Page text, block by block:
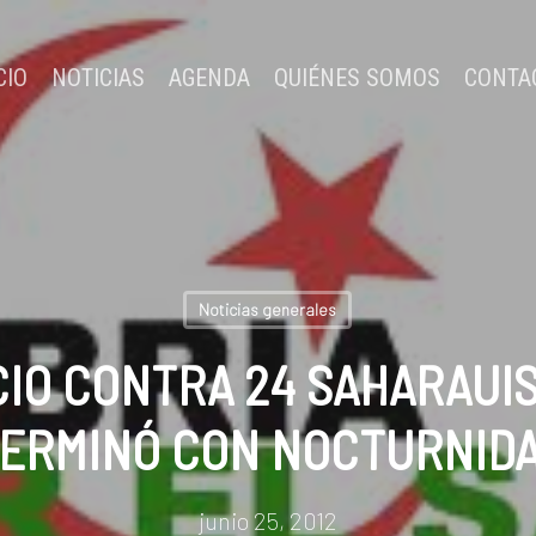
NOTICIAS AGENDA QUIÉNES SOMOS
Noticias generales
CONTRA 24
CON
junio 25, 2012